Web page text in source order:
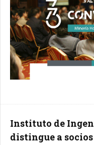
Instituto de
distingue a